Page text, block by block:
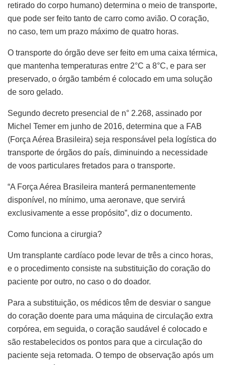
retirado do corpo humano) determina o meio de transporte,
que pode ser feito tanto de carro como avião. O coração,
no caso, tem um prazo máximo de quatro horas.
O transporte do órgão deve ser feito em uma caixa térmica,
que mantenha temperaturas entre 2°C a 8°C, e para ser
preservado, o órgão também é colocado em uma solução
de soro gelado.
Segundo decreto presencial de n° 2.268, assinado por
Michel Temer em junho de 2016, determina que a FAB
(Força Aérea Brasileira) seja responsável pela logística do
transporte de órgãos do país, diminuindo a necessidade
de voos particulares fretados para o transporte.
“A Força Aérea Brasileira manterá permanentemente
disponível, no mínimo, uma aeronave, que servirá
exclusivamente a esse propósito”, diz o documento.
Como funciona a cirurgia?
Um transplante cardíaco pode levar de três a cinco horas,
e o procedimento consiste na substituição do coração do
paciente por outro, no caso o do doador.
Para a substituição, os médicos têm de desviar o sangue
do coração doente para uma máquina de circulação extra
corpórea, em seguida, o coração saudável é colocado e
são restabelecidos os pontos para que a circulação do
paciente seja retomada. O tempo de observação após um